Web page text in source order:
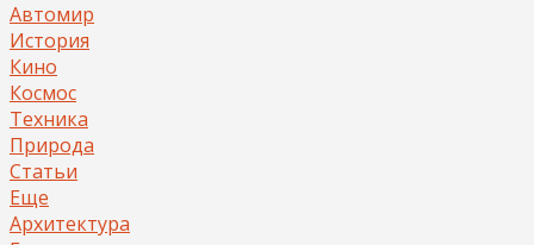
Автомир
История
Кино
Космос
Техника
Природа
Статьи
Еще
Архитектура